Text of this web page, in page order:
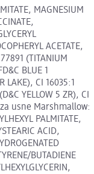
MAGNESIUM
ACETATE,
(TITANIUM
BLUE 1
LAKE), CI 16035:1
YELLOW 5 ZR), CI
za usne Marshmallow:
PALMITATE,
ACID,
BUTADIENE